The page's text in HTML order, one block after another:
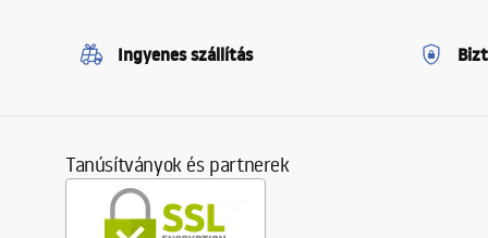
Ingyenes szállítás
Tanúsítványok és partnerek